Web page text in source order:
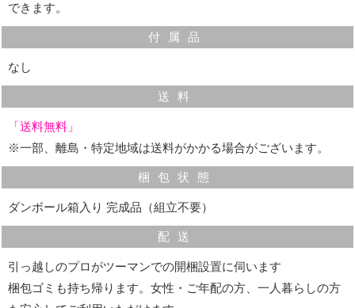
テーブルの裏側はオープンな背面収納としています。
ＣＤを立てて置くことができる高さがあり、さっと出し
入れするのに便利です。
できます。
付属品
なし
送料
「送料無料」
※一部、離島・特定地域は送料がかかる場合がございます。
梱包状態
ダンボール箱入り 完成品（組立不要）
配送
引っ越しのプロがツーマンでの開梱設置に伺います
梱包ゴミも持ち帰ります。女性・ご年配の方、一人暮らしの方